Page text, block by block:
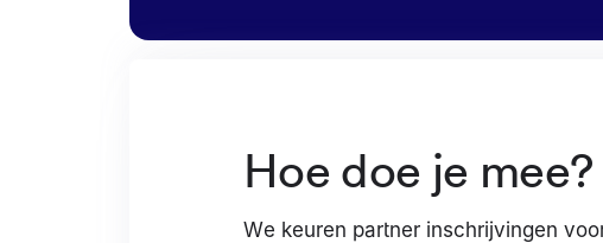
Hoe doe je mee?
We keuren partner inschrijvingen